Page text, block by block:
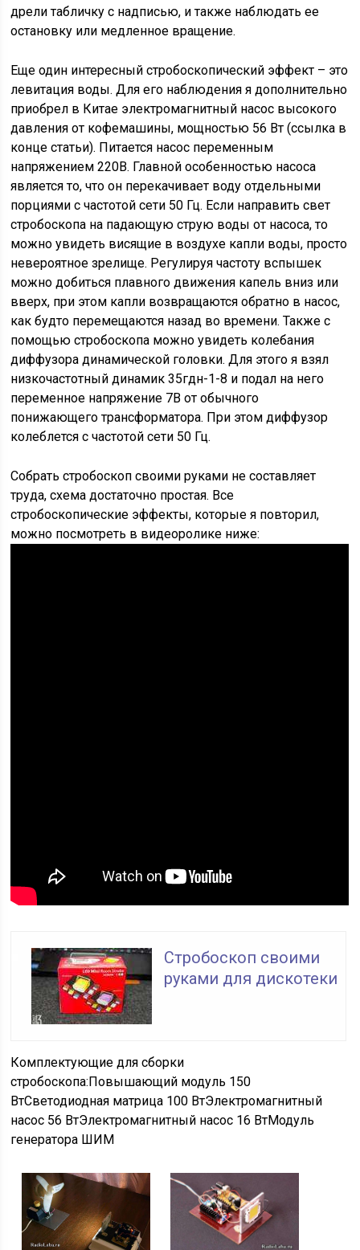
дрели табличку с надписью, и также наблюдать ее
остановку или медленное вращение.
Еще один интересный стробоскопический эффект – это
левитация воды. Для его наблюдения я дополнительно
приобрел в Китае электромагнитный насос высокого
давления от кофемашины, мощностью 56 Вт (ссылка в
конце статьи). Питается насос переменным
напряжением 220В. Главной особенностью насоса
является то, что он перекачивает воду отдельными
порциями с частотой сети 50 Гц. Если направить свет
стробоскопа на падающую струю воды от насоса, то
можно увидеть висящие в воздухе капли воды, просто
невероятное зрелище. Регулируя частоту вспышек
можно добиться плавного движения капель вниз или
вверх, при этом капли возвращаются обратно в насос,
как будто перемещаются назад во времени. Также с
помощью стробоскопа можно увидеть колебания
диффузора динамической головки. Для этого я взял
низкочастотный динамик 35гдн-1-8 и подал на него
переменное напряжение 7В от обычного
понижающего трансформатора. При этом диффузор
колеблется с частотой сети 50 Гц.
Собрать стробоскоп своими руками не составляет
труда, схема достаточно простая. Все
стробоскопические эффекты, которые я повторил,
можно посмотреть в видеоролике ниже:
Стробоскоп своими
руками для дискотеки
Комплектующие для сборки
стробоскопа:Повышающий модуль 150
ВтСветодиодная матрица 100 ВтЭлектромагнитный
насос 56 ВтЭлектромагнитный насос 16 ВтМодуль
генератора ШИМ